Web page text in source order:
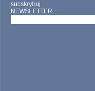
subskrybuj
NEWSLETTER